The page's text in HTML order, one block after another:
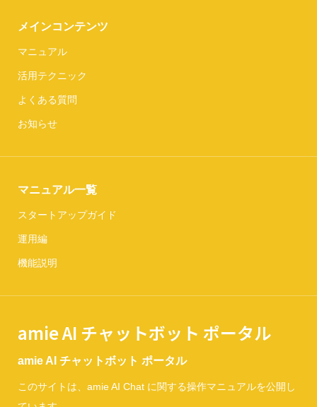
メインコンテンツ
マニュアル
活用テクニック
よくある質問
お知らせ
マニュアル一覧
スタートアップガイド
運用編
機能説明
amie AI チャットボット ポータル
amie AI チャットボット ポータル
このサイトは、amie AI Chat に関する操作マニュアルを公開し